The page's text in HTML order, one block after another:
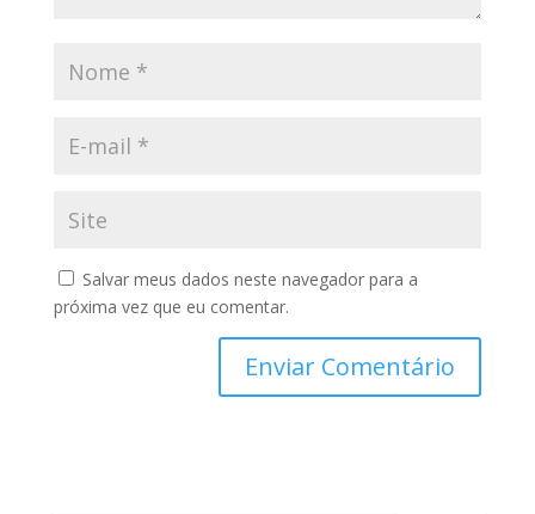
Salvar meus dados neste navegador para a
próxima vez que eu comentar.